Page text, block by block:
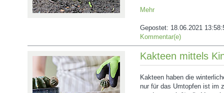
Mehr
Gepostet: 18.06.2021
Kommentar(e)
Kakteen mittels
Kakteen haben die
nur für das Umtopfen ist im